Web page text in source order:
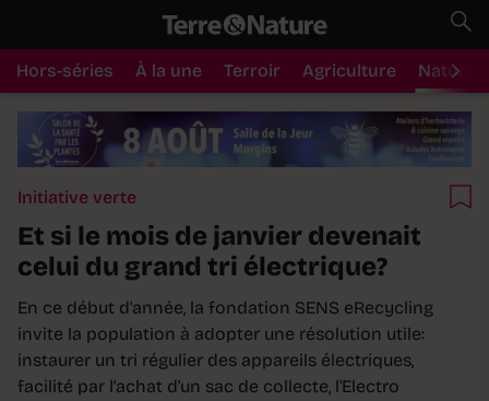
Hors-séries À la une Terroir Agriculture Nature
Initiative verte
Et si le mois de janvier devenait
celui du grand tri électrique?
En ce début d'année, la fondation SENS eRecycling
invite la population à adopter une résolution utile:
instaurer un tri régulier des appareils électriques,
facilité par l'achat d'un sac de collecte, l'Electro